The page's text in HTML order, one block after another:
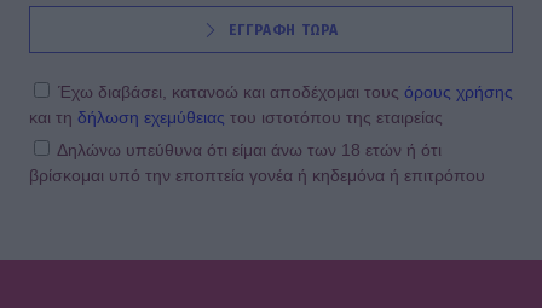
SHOWBIZ
Σταματίνα Τσιμτσιλή: Η εξόρμηση
Σοφό και τον γιο τους
MEDIA
ΕΓΓΡΑΦΗ ΤΩΡΑ
Έχω διαβάσει, κατανοώ και αποδέχομαι τους όρους χρήσης
και τη δήλωση εχεμύθειας του ιστοτόπου της εταιρείας
Δηλώνω υπεύθυνα ότι είμαι άνω των 18 ετών ή ότι
βρίσκομαι υπό την εποπτεία γονέα ή κηδεμόνα ή επιτρόπου